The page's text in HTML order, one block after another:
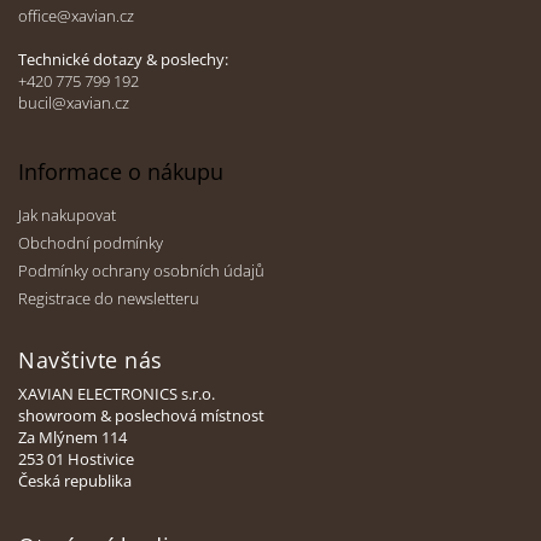
office@xavian.cz
Technické dotazy & poslechy:
+420 775 799 192
bucil@xavian.cz
Informace o nákupu
Jak nakupovat
Obchodní podmínky
Podmínky ochrany osobních údajů
Registrace do newsletteru
Navštivte nás
XAVIAN ELECTRONICS s.r.o.
showroom & poslechová místnost
Za Mlýnem 114
253 01 Hostivice
Česká republika